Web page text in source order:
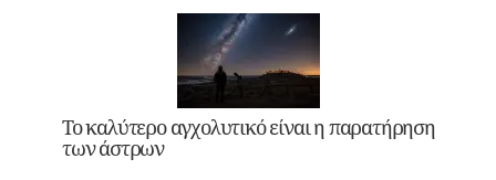
Το καλύτερο αγχολυτικό είναι η παρατήρηση
των άστρων